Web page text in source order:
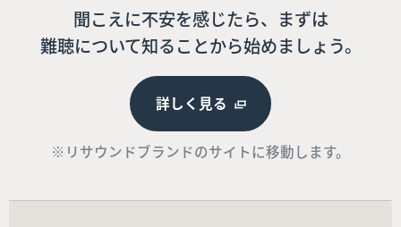
聞こえに不安を感じたら、まずは
難聴について知ることから始めましょう。
詳しく見る
※リサウンドブランドのサイトに移動します。